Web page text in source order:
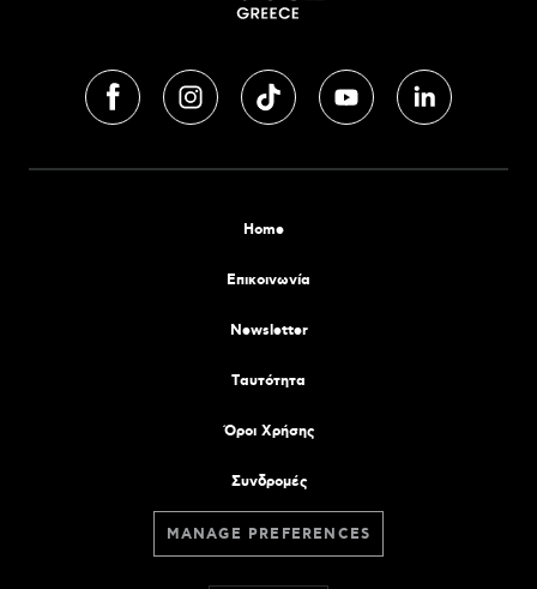
Home
Επικοινωνία
Newsletter
Tαυτότητα
Όροι Χρήσης
Συνδρομές
MANAGE PREFERENCES